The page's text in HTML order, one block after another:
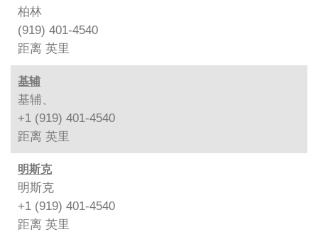
柏林
(919) 401-4540
距离 英里
基辅
基辅、
+1 (919) 401-4540
距离 英里
明斯克
明斯克
+1 (919) 401-4540
距离 英里